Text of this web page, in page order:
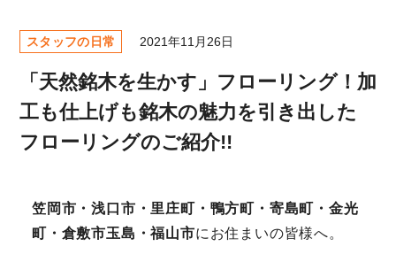
スタッフの日常 2021年11月26日
「天然銘木を生かす」フローリング！加
工も仕上げも銘木の魅力を引き出した
フローリングのご紹介!!
笠岡市・浅口市・里庄町・鴨方町・寄島町・金光
町・倉敷市玉島・福山市にお住まいの皆様へ。